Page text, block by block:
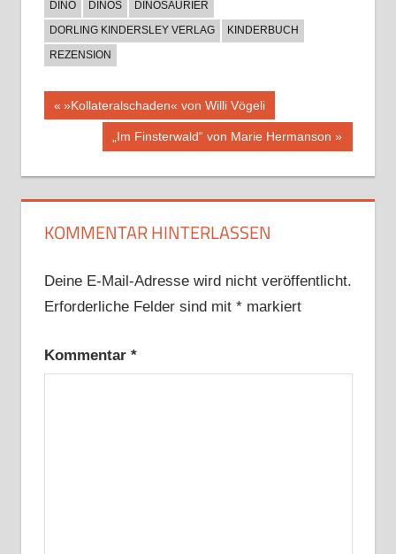
DINO DINOS
DINOSAURIER
DORLING KINDERSLEY VERLAG
KINDERBUCH
REZENSION
Beitragsnavigation
Vorheriger
Beitrag:
»Kollateralschaden« von Willi Vögeli
Nächster
„Im Finsterwald“ von Marie Hermanson
KOMMENTAR HINTERLASSEN
Deine E-Mail-Adresse wird nicht veröffentlicht.
Erforderliche Felder sind mit *markiert
Kommentar *